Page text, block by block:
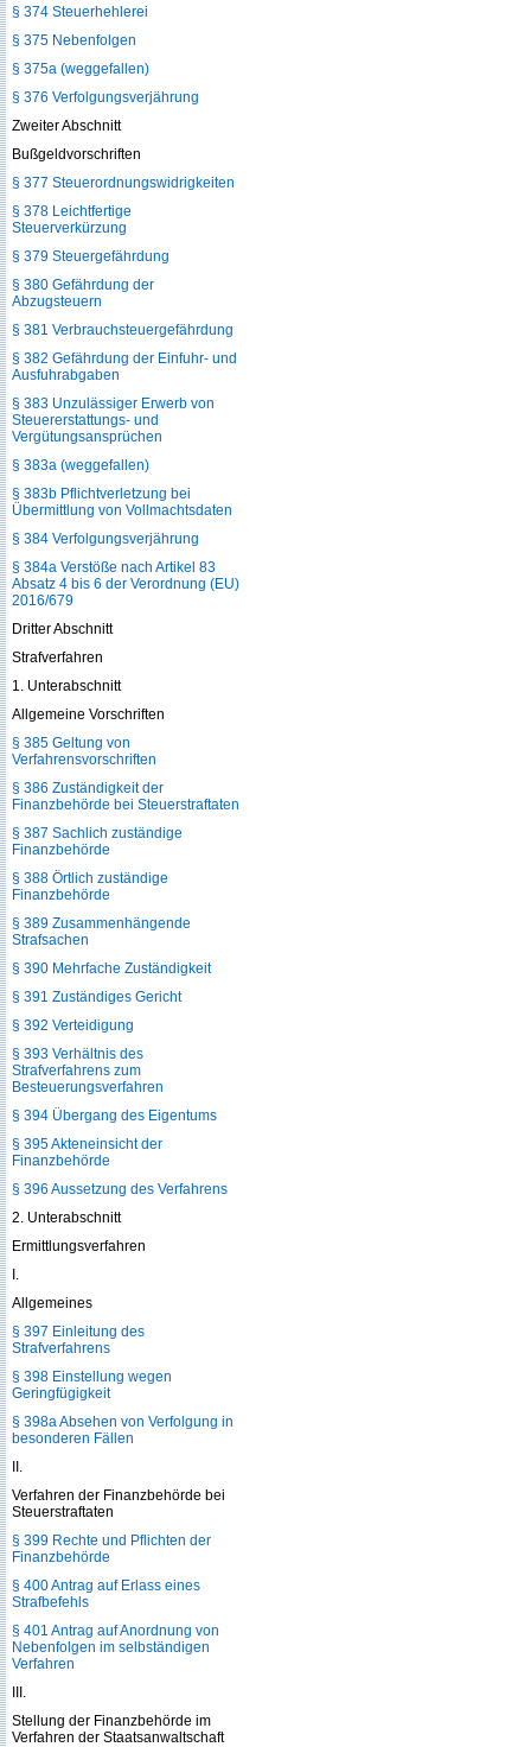
§ 374 Steuerhehlerei
§ 375 Nebenfolgen
§ 375a (weggefallen)
§ 376 Verfolgungsverjährung
Zweiter Abschnitt
Bußgeldvorschriften
§ 377 Steuerordnungswidrigkeiten
§ 378 Leichtfertige
Steuerverkürzung
§ 379 Steuergefährdung
§ 380 Gefährdung der
Abzugsteuern
§ 381 Verbrauchsteuergefährdung
§ 382 Gefährdung der Einfuhr- und
Ausfuhrabgaben
§ 383 Unzulässiger Erwerb von
Steuererstattungs- und
Vergütungsansprüchen
§ 383a (weggefallen)
§ 383b Pflichtverletzung bei
Übermittlung von Vollmachtsdaten
§ 384 Verfolgungsverjährung
§ 384a Verstöße nach Artikel 83
Absatz 4 bis 6 der Verordnung (EU)
2016/679
Dritter Abschnitt
Strafverfahren
1. Unterabschnitt
Allgemeine Vorschriften
§ 385 Geltung von
Verfahrensvorschriften
§ 386 Zuständigkeit der
Finanzbehörde bei Steuerstraftaten
§ 387 Sachlich zuständige
Finanzbehörde
§ 388 Örtlich zuständige
Finanzbehörde
§ 389 Zusammenhängende
Strafsachen
§ 390 Mehrfache Zuständigkeit
§ 391 Zuständiges Gericht
§ 392 Verteidigung
§ 393 Verhältnis des
Strafverfahrens zum
Besteuerungsverfahren
§ 394 Übergang des Eigentums
§ 395 Akteneinsicht der
Finanzbehörde
§ 396 Aussetzung des Verfahrens
2. Unterabschnitt
Ermittlungsverfahren
I.
Allgemeines
§ 397 Einleitung des
Strafverfahrens
§ 398 Einstellung wegen
Geringfügigkeit
§ 398a Absehen von Verfolgung in
besonderen Fällen
II.
Verfahren der Finanzbehörde bei
Steuerstraftaten
§ 399 Rechte und Pflichten der
Finanzbehörde
§ 400 Antrag auf Erlass eines
Strafbefehls
§ 401 Antrag auf Anordnung von
Nebenfolgen im selbständigen
Verfahren
III.
Stellung der Finanzbehörde im
Verfahren der Staatsanwaltschaft